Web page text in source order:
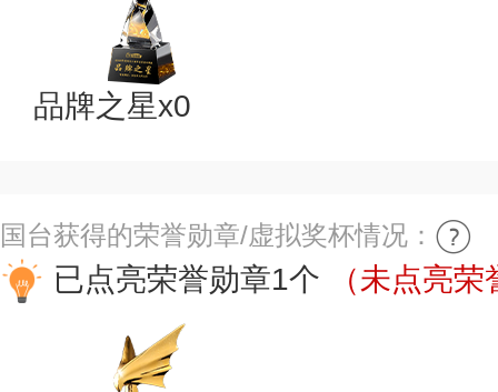
品牌之星x0
国台获得的荣誉勋章/虚拟奖杯情况：
已点亮荣誉勋章1个 （未点亮